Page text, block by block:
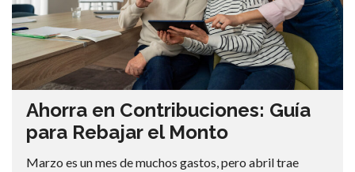
Ahorra en Contribuciones: Guía
para Rebajar el Monto
Marzo es un mes de muchos gastos, pero abril trae